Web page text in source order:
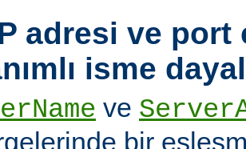
adresi ve
isme
ve
bir